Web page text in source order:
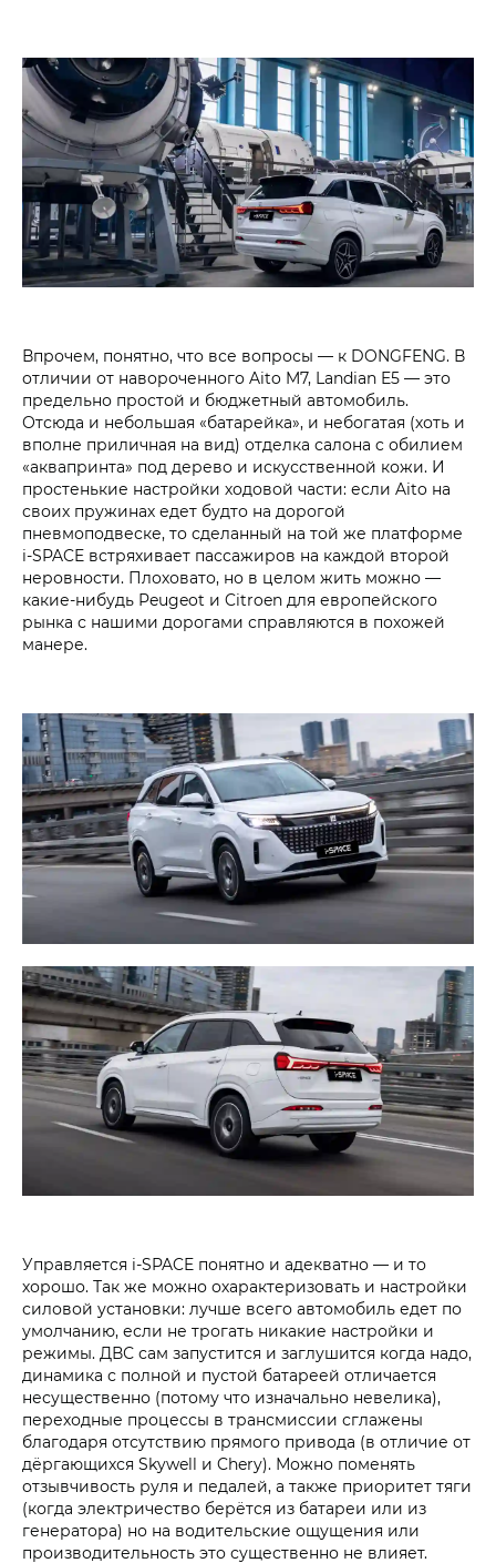
Впрочем, понятно, что все вопросы — к DONGFENG. В
отличии от навороченного Aito M7, Landian E5 — это
предельно простой и бюджетный автомобиль.
Отсюда и небольшая «батарейка», и небогатая (хоть и
вполне приличная на вид) отделка салона c обилием
«аквапринта» под дерево и искусственной кожи. И
простенькие настройки ходовой части: если Aito на
своих пружинах едет будто на дорогой
пневмоподвеске, то сделанный на той же платформе
i‑SPACE встряхивает пассажиров на каждой второй
неровности. Плоховато, но в целом жить можно —
какие-нибудь Peugeot и Citroen для европейского
рынка с нашими дорогами справляются в похожей
манере.
Управляется i‑SPACE понятно и адекватно — и то
хорошо. Так же можно охарактеризовать и настройки
силовой установки: лучше всего автомобиль едет по
умолчанию, если не трогать никакие настройки и
режимы. ДВС сам запустится и заглушится когда надо,
динамика с полной и пустой батареей отличается
несущественно (потому что изначально невелика),
переходные процессы в трансмиссии сглажены
благодаря отсутствию прямого привода (в отличие от
дёргающихся Skywell и Chery). Можно поменять
отзывчивость руля и педалей, а также приоритет тяги
(когда электричество берётся из батареи или из
генератора) но на водительские ощущения или
производительность это существенно не влияет.